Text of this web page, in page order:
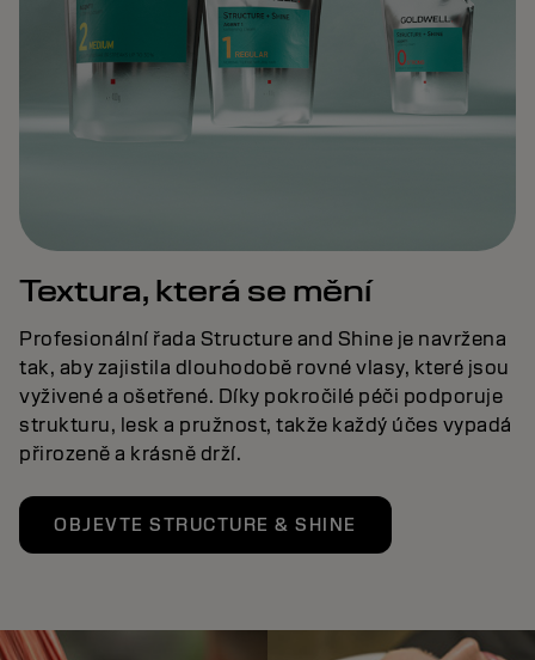
Textura, která se mění
Profesionální řada Structure and Shine je navržena
tak, aby zajistila dlouhodobě rovné vlasy, které jsou
vyživené a ošetřené. Díky pokročilé péči podporuje
strukturu, lesk a pružnost, takže každý účes vypadá
přirozeně a krásně drží.
OBJEVTE STRUCTURE & SHINE